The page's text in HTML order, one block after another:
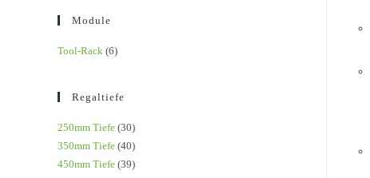
Module
Tool-Rack (6)
Regaltiefe
250mm Tiefe (30)
350mm Tiefe (40)
450mm Tiefe (39)